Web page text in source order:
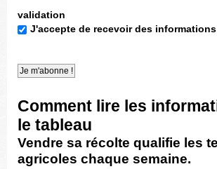
validation
J'accepte de recevoir des
Comment lire les
le tableau
Vendre sa récolte qualifie les
agricoles chaque semaine.